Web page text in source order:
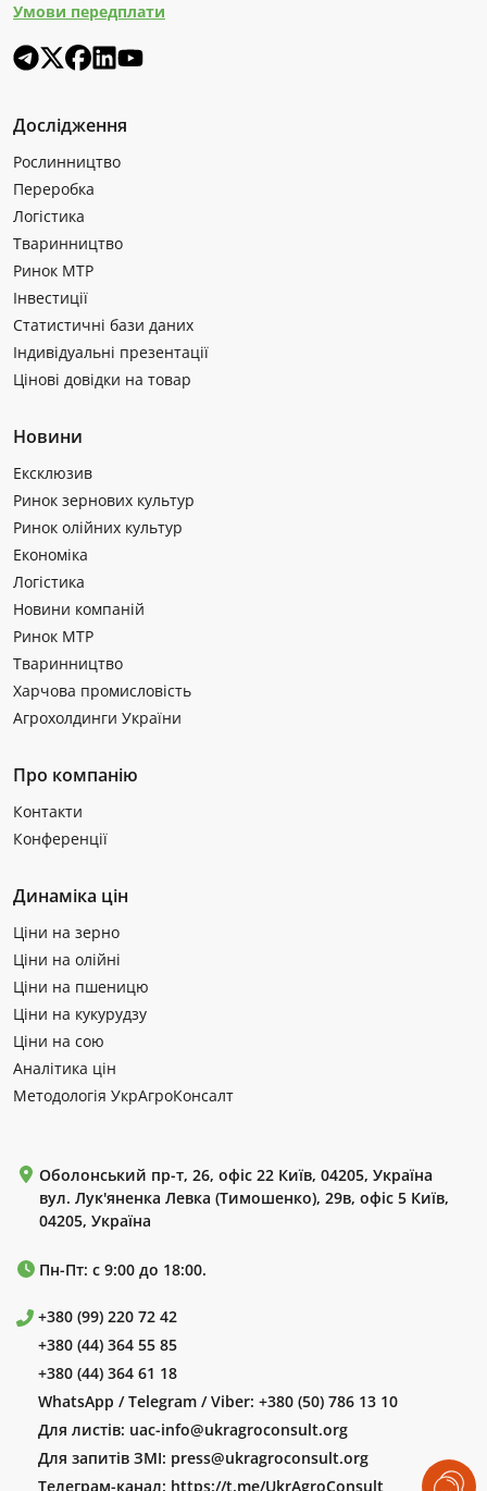
Умови передплати
Дослідження
Рослинництво
Переробка
Логістика
Тваринництво
Ринок МТР
Інвестиції
Статистичні бази даних
Індивідуальні презентації
Цінові довідки на товар
Новини
Ексклюзив
Ринок зернових культур
Ринок олійних культур
Економіка
Логістика
Новини компаній
Ринок МТР
Тваринництво
Харчова промисловість
Агрохолдинги України
Про компанію
Контакти
Конференції
Динаміка цін
Ціни на зерно
Ціни на олійні
Ціни на пшеницю
Ціни на кукурудзу
Ціни на сою
Аналітика цін
Методологія УкрАгроКонсалт
Оболонський пр-т, 26, офіс 22 Київ, 04205, Україна
вул. Лук'яненка Левка (Тимошенко), 29в, офіс 5 Київ,
04205, Україна
Пн-Пт: с 9:00 до 18:00.
+380 (99) 220 72 42
+380 (44) 364 55 85
+380 (44) 364 61 18
WhatsApp / Telegram / Viber: +380 (50) 786 13 10
Для листів: uac-info@ukragroconsult.org
Для запитів ЗМІ: press@ukragroconsult.org
Телеграм-канал: https://t.me/UkrAgroConsult